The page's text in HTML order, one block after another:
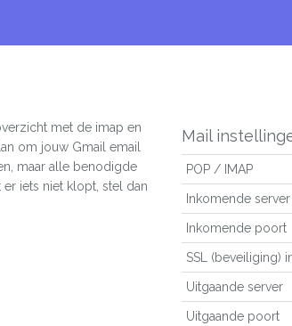
met de imap en
om jouw Gmail email
maar alle benodigde
iets niet klopt, stel dan
Mail
POP / IMAP
Inkomende server
Inkomende poort
SSL (beveiliging)
Uitgaande server
Uitgaande poort